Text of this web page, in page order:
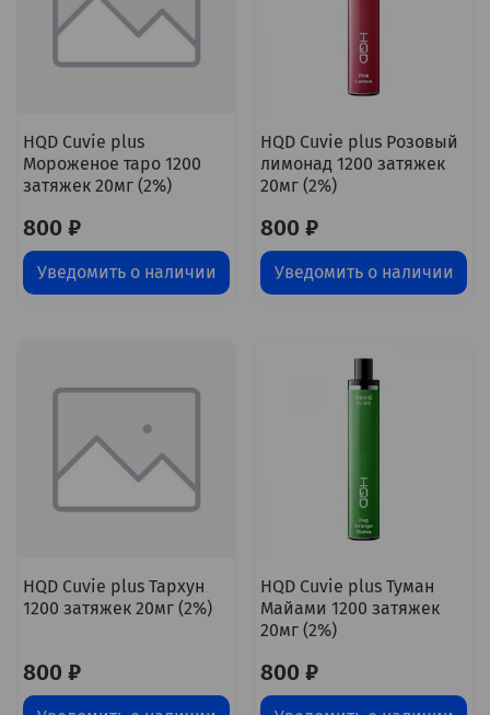
HQD Cuvie plus
Мороженое таро 1200
затяжек 20мг (2%)
800 ₽
Уведомить о наличии
HQD Cuvie plus Розовый
лимонад 1200 затяжек
20мг (2%)
800 ₽
Уведомить о наличии
HQD Cuvie plus Тархун
1200 затяжек 20мг (2%)
800 ₽
HQD Cuvie plus Туман
Майами 1200 затяжек
20мг (2%)
800 ₽